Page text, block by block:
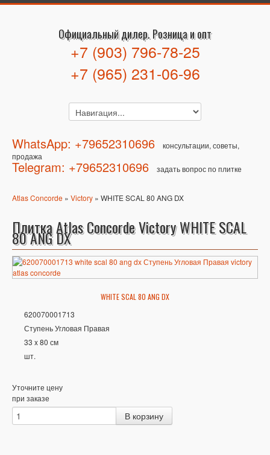
Официальный дилер. Розница и опт
+7 (903) 796-78-25
+7 (965) 231-06-96
WhatsApp: +79652310696
консультации, советы,
продажа
Telegram: +79652310696 задать вопрос по плитке
Atlas Concorde » Victory » WHITE SCAL 80 ANG DX
Плитка Atlas Concorde Victory WHITE SCAL
80 ANG DX
WHITE SCAL 80 ANG DX
620070001713
Ступень Угловая Правая
33 x 80 см
шт.
Уточните цену
при заказе